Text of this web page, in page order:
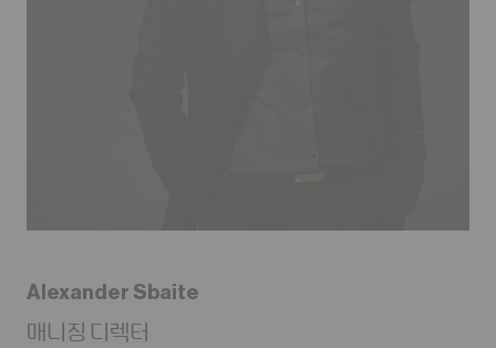
Alexander Sbaite
매니징 디렉터